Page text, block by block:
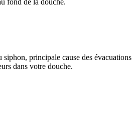
siphon, principale cause des évacuations
dans votre douche.